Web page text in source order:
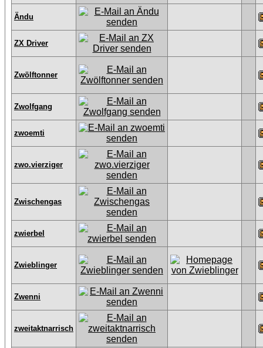
Ändu
ZX Driver
Zwölftonner
Zwolfgang
zwoemti
zwo.vierziger
Zwischengas
zwierbel
Zwieblinger
Zwenni
zweitaktnarrisch